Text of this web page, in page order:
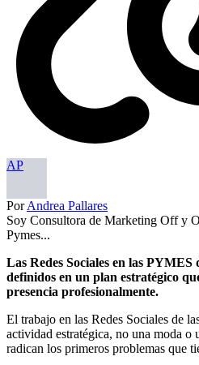
AP
PorAndrea Pallares
Soy Consultora de Marketing Off y
Pymes...
Las Redes Sociales en las PYMES
definidos en un plan estratégico
presencia profesionalmente.
El trabajo en las Redes Sociales de
actividad estratégica, no una moda o
radican los primeros problemas que